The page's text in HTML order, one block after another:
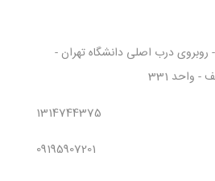
- روبروی درب اصلی دانشگاه تهران -
واحد 331
1314744375
09195907201